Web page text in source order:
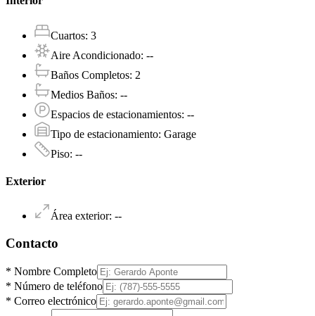
Cuartos: 3
Aire Acondicionado: --
Baños Completos: 2
Medios Baños: --
Espacios de estacionamientos: --
Tipo de estacionamiento: Garage
Piso: --
Exterior
Área exterior: --
Contacto
* Nombre Completo
* Número de teléfono
* Correo electrónico